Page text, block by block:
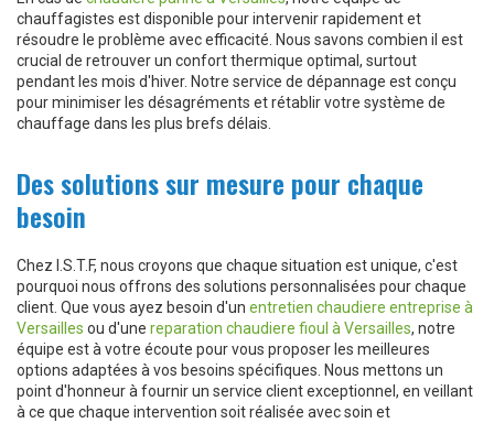
chauffagistes est disponible pour intervenir rapidement et
résoudre le problème avec efficacité. Nous savons combien il est
crucial de retrouver un confort thermique optimal, surtout
pendant les mois d'hiver. Notre service de dépannage est conçu
pour minimiser les désagréments et rétablir votre système de
chauffage dans les plus brefs délais.
Des solutions sur mesure pour chaque
besoin
Chez I.S.T.F, nous croyons que chaque situation est unique, c'est
pourquoi nous offrons des solutions personnalisées pour chaque
client. Que vous ayez besoin d'un entretien chaudiere entreprise à
Versailles ou d'une reparation chaudiere fioul à Versailles, notre
équipe est à votre écoute pour vous proposer les meilleures
options adaptées à vos besoins spécifiques. Nous mettons un
point d'honneur à fournir un service client exceptionnel, en veillant
à ce que chaque intervention soit réalisée avec soin et